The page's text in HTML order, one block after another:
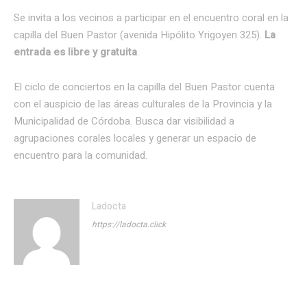
Se invita a los vecinos a participar en el encuentro coral en la
capilla del Buen Pastor (avenida Hipólito Yrigoyen 325). La
entrada es libre y gratuita.
El ciclo de conciertos en la capilla del Buen Pastor cuenta
con el auspicio de las áreas culturales de la Provincia y la
Municipalidad de Córdoba. Busca dar visibilidad a
agrupaciones corales locales y generar un espacio de
encuentro para la comunidad.
Ladocta
https://ladocta.click